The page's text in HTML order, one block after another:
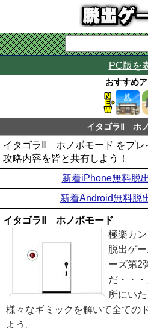
PC版を
おすすめ
イタゴラⅡ ホ
イタゴラⅡ ホノボモード をプレ
攻略内容を皆と共有しよう！
新着iPhone無料脱
新着Android無料脱
イタゴラⅡ ホノボモード
極楽カ
脱出ゲ
ーズ第2
だ・・
所にい
様々なギミックを解いて全ての
よう。